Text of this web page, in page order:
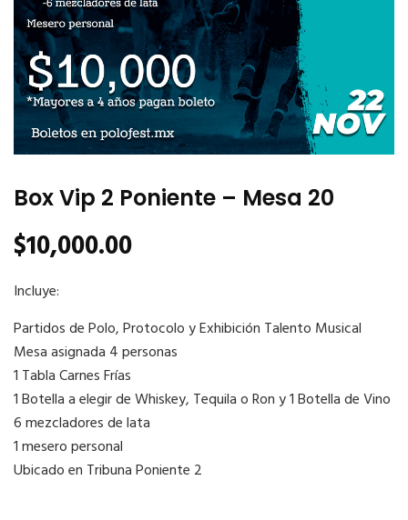
Box Vip 2 Poniente – Mesa 20
$10,000.00
Incluye:
Partidos de Polo, Protocolo y Exhibición Talento Musical
Mesa asignada 4 personas
1 Tabla Carnes Frías
1 Botella a elegir de Whiskey, Tequila o Ron y 1 Botella de Vino
6 mezcladores de lata
1 mesero personal
Ubicado en Tribuna Poniente 2